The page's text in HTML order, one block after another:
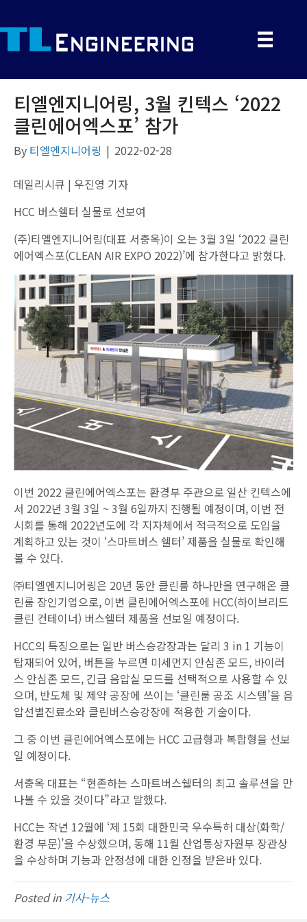
티엘엔지니어링, 3월 킨텍스 ‘2022
클린에어엑스포’ 참가
By 티엘엔지니어링 | 2022-02-28
데일리시큐 | 우진영 기자
HCC 버스쉘터 실물로 선보여
(주)티엘엔지니어링(대표 서충옥)이 오는 3월 3일 ‘2022 클린
에어엑스포(CLEAN AIR EXPO 2022)’에 참가한다고 밝혔다.
이번 2022 클린에어엑스포는 환경부 주관으로 일산 킨텍스에
서 2022년 3월 3일 ~ 3월 6일까지 진행될 예정이며, 이번 전
시회를 통해 2022년도에 각 지자체에서 적극적으로 도입을
계획하고 있는 것이 ‘스마트버스 쉘터’ 제품을 실물로 확인해
볼 수 있다.
㈜티엘엔지니어링은 20년 동안 클린룸 하나만을 연구해온 클
린룸 장인기업으로, 이번 클린에어엑스포에 HCC(하이브리드
클린 컨테이너) 버스쉘터 제품을 선보일 예정이다.
HCC의 특징으로는 일반 버스승강장과는 달리 3 in 1 기능이
탑재되어 있어, 버튼을 누르면 미세먼지 안심존 모드, 바이러
스 안심존 모드, 긴급 음압실 모드를 선택적으로 사용할 수 있
으며, 반도체 및 제약 공장에 쓰이는 ‘클린룸 공조 시스템’을 음
압선별진료소와 클린버스승강장에 적용한 기술이다.
그 중 이번 클린에어엑스포에는 HCC 고급형과 복합형을 선보
일 예정이다.
서충옥 대표는 “현존하는 스마트버스쉘터의 최고 솔루션을 만
나볼 수 있을 것이다”라고 말했다.
HCC는 작년 12월에 ‘제 15회 대한민국 우수특허 대상(화학/
환경 부문)’을 수상했으며, 동해 11월 산업통상자원부 장관상
을 수상하며 기능과 안정성에 대한 인정을 받은바 있다.
Posted in 기사-뉴스